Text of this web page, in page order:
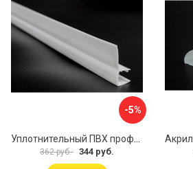
-5%
362 руб. 344 руб.